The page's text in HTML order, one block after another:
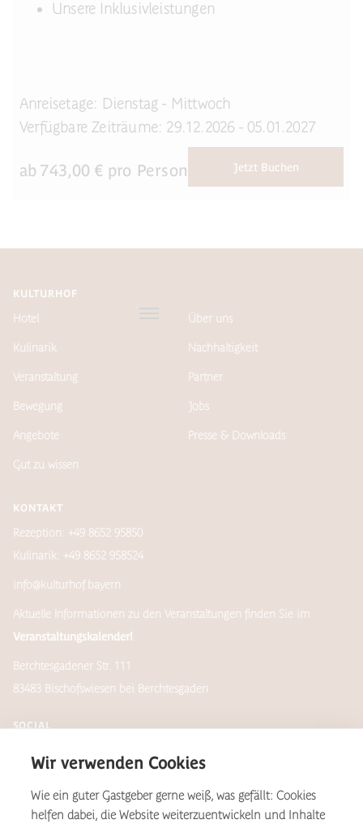
Wir verwenden Cookies
Wie ein guter Gastgeber gerne weiß, was gefällt: Cookies
helfen dabei, die Website weiterzuentwickeln und Inhalte
Unsere Inklusivleistungen
Anreisetage: Dienstag - Mittwoch
Verfügbare Zeiträume: 29.12.2026 - 05.01.2027
ab 743,00 € pro Person Jetzt Buchen
KULTURHOF
Hotel
Kulinarik
Veranstaltung
Bewegung
Angebote
Gut zu wissen
Über uns
Nachhaltigkeit
Partner
Jobs
Presse & Downloads
KONTAKT
Rezeption: +49 8652 95850
Kulinarik: +49 8652 958524
info@kulturhof.bayern
Aktuelle Informationen zu den Veranstaltungen finden Sie im
Veranstaltungskalender!
Berchtesgadener Str. 111
83483 Bischofswiesen bei Berchtesgaden
SOCIAL
Newsletter